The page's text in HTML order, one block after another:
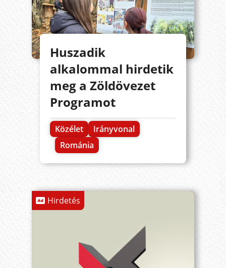
Huszadik
alkalommal hirdetik
meg a Zöldövezet
Programot
Közélet
Irányvonal
Románia
Hirdetés